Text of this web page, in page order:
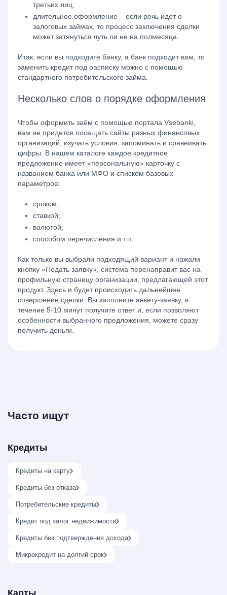
третьих лиц;
длительное оформление – если речь идет о
залоговых займах, то процесс заключения сделки
может затянуться чуть ли не на полмесяца.
Итак, если вы подходите банку, а банк подходит вам, то
заменить кредит под расписку можно с помощью
стандартного потребительского займа.
Несколько слов о порядке оформления
Чтобы оформить заём с помощью портала Vsebanki,
вам не придется посещать сайты разных финансовых
организаций, изучать условия, запоминать и сравнивать
цифры. В нашем каталоге каждое кредитное
предложение имеет «персональную» карточку с
названием банка или МФО и списком базовых
параметров:
сроком;
ставкой;
валютой;
способом перечисления и т.п.
Как только вы выбрали подходящий вариант и нажали
кнопку «Подать заявку», система перенаправит вас на
профильную страницу организации, предлагающей этот
продукт. Здесь и будет происходить дальнейшее
совершение сделки. Вы заполните анкету-заявку, в
течение 5-10 минут получите ответ и, если позволяют
особенности выбранного предложения, можете сразу
получить деньги.
Часто ищут
Кредиты
Кредиты на карту
Кредиты без отказа
Потребительские кредиты
Кредит под залог недвижимости
Кредиты без подтверждения дохода
Микрокредит на долгий срок
Карты